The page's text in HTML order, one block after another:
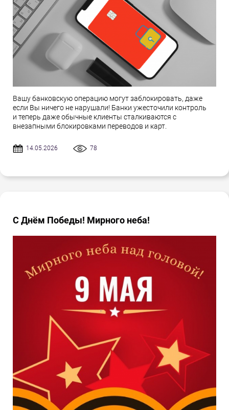
Вашу банковскую операцию могут заблокировать, даже
если Вы ничего не нарушали! Банки ужесточили контроль
и теперь даже обычные клиенты сталкиваются с
внезапными блокировками переводов и карт.
14.05.2026 78
С Днём Победы! Мирного неба!